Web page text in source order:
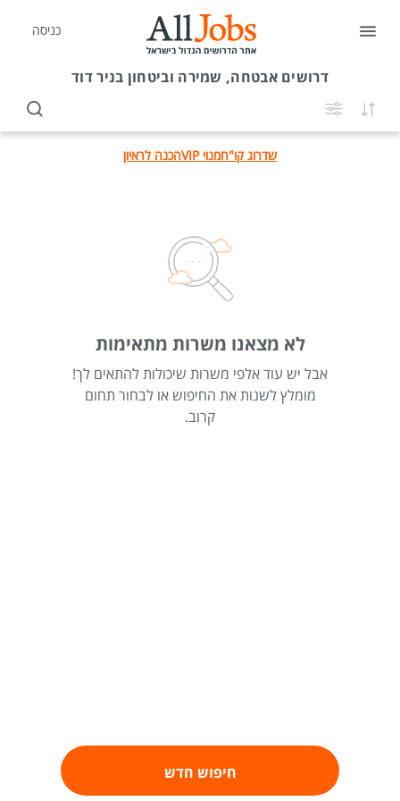
כניסה
דרושיםאבטחה, שמירה וביטחון בניר דוד
שדרוג קו"חמנוי VIP הכנה לראיון
לא מצאנו משרות מתאימות
אבל יש עוד אלפי משרות שיכולות להתאים לך!
מומלץ לשנות את החיפוש או לבחור תחום
קרוב.
חיפוש חדש